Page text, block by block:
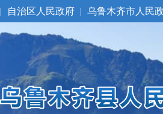
| 自治区人民政府 | 乌鲁木齐市人民